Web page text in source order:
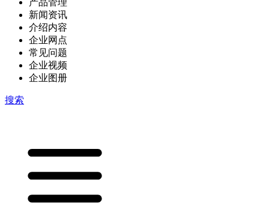
产品管理
新闻资讯
介绍内容
企业网点
常见问题
企业视频
企业图册
搜索